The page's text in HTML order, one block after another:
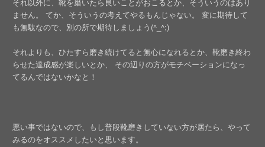
ません。 てか、そういうの考えてやるもんじゃない。 変に期待して
も無駄なので、別の所で期待しましょう(^_^;)
それよりも、ひたすら磨き続けてると無心になれるとか、靴磨き終わ
らせた達成感が楽しいとか、 その辺りの方がモチベーションになっ
てるんではないかなと！
悪い事ではないので、もし普段靴磨きしていない方が居たら、やって
みるのをオススメしたいと思います。